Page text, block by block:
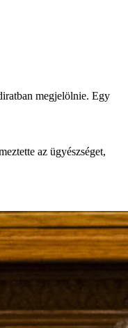
megjelölnie. Egy
az ügyészséget,